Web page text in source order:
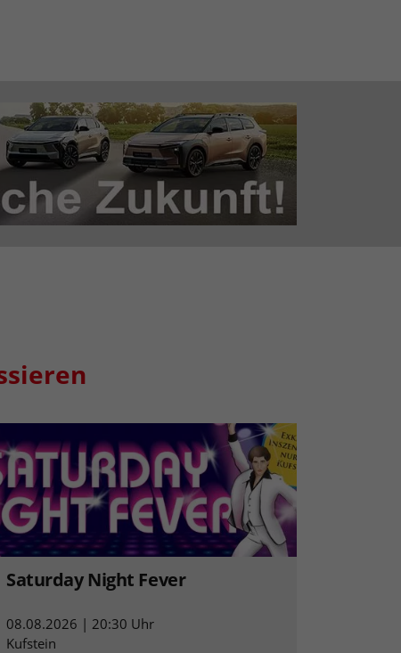
Saturday Night Fever
08.08.2026 | 20:30 Uhr
Kufstein